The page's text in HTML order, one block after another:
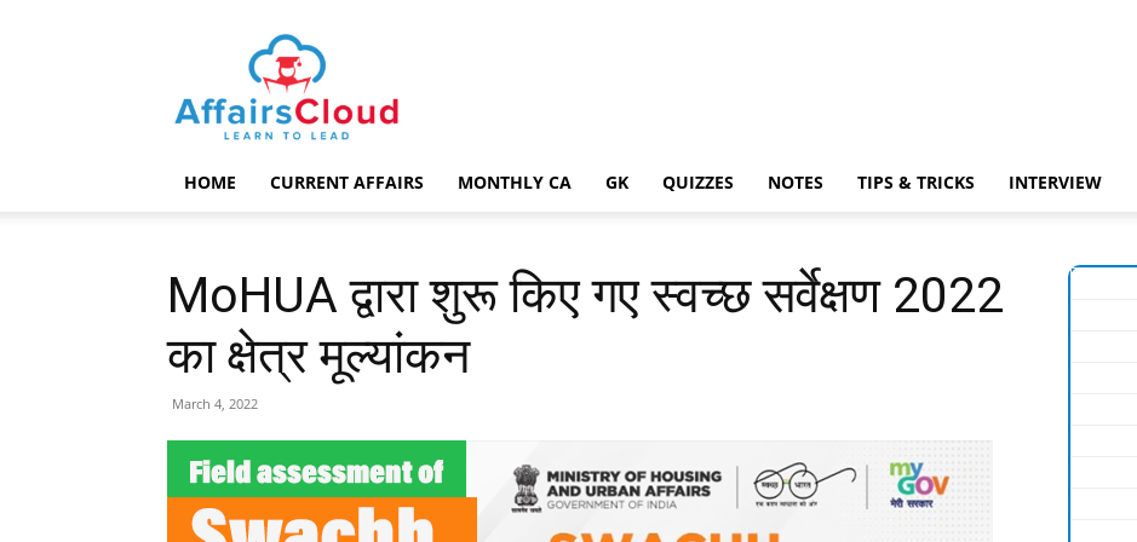
AffairsCloud.com
HOME CURRENT AFFAIRS MONTHLY CA GK QUIZZES NOTES TIPS & TRICKS INTERVIEW
MoHUA द्वारा शुरू किए गए स्वच्छ सर्वेक्षण 2022
का क्षेत्र मूल्यांकन
March 4, 2022